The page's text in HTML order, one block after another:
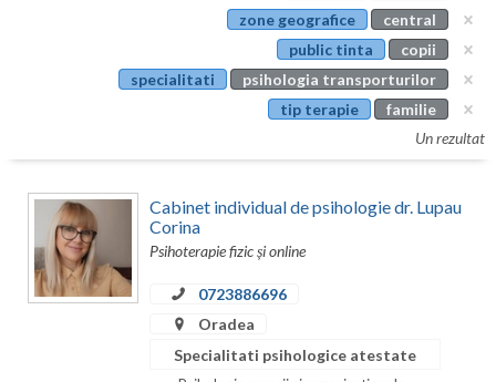
Constanta
Covasna
zone geografice
central
public tinta
copii
specialitati
psihologia transporturilor
tip terapie
familie
Un rezultat
Cabinet individual de psihologie dr. Lupau
Corina
Psihoterapie fizic și online
0723886696
Oradea
Specialitati psihologice atestate